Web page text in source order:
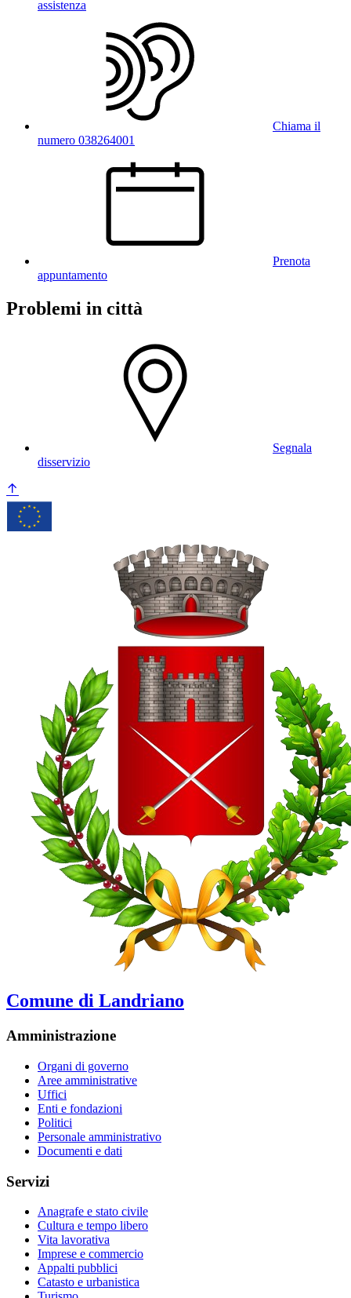
assistenza
Chiama il
numero 038264001
Prenota
appuntamento
Problemi in città
Segnala
disservizio
Comune di Landriano
Amministrazione
Organi di governo
Aree amministrative
Uffici
Enti e fondazioni
Politici
Personale amministrativo
Documenti e dati
Servizi
Anagrafe e stato civile
Cultura e tempo libero
Vita lavorativa
Imprese e commercio
Appalti pubblici
Catasto e urbanistica